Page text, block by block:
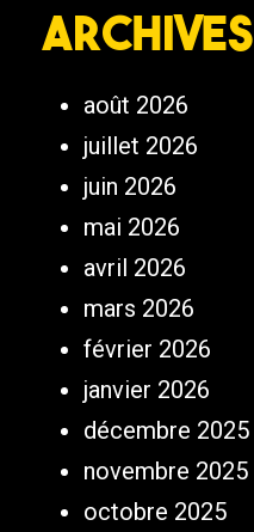
Archives
août 2026
juillet 2026
juin 2026
mai 2026
avril 2026
mars 2026
février 2026
janvier 2026
décembre 2025
novembre 2025
octobre 2025